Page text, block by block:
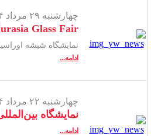
چهارشنبه ۲۹ مرداد ۱۴۰۴ -
Eurasia Glass Fair
نمایشگاه شیشه اوراسیا
ادامه...
چهارشنبه ۲۲ مرداد ۱۴۰۴ -
نمایشگاه
ادامه...